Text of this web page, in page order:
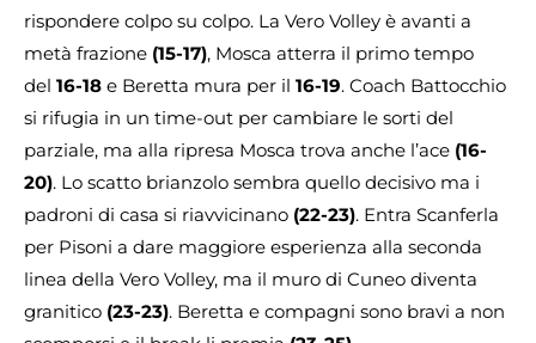
rispondere colpo su colpo. La Vero Volley è avanti a
metà frazione (15-17), Mosca atterra il primo tempo
del 16-18 e Beretta mura per il 16-19. Coach Battocchio
si rifugia in un time-out per cambiare le sorti del
parziale, ma alla ripresa Mosca trova anche l’ace (16-
20). Lo scatto brianzolo sembra quello decisivo ma i
padroni di casa si riavvicinano (22-23). Entra Scanferla
per Pisoni a dare maggiore esperienza alla seconda
linea della Vero Volley, ma il muro di Cuneo diventa
granitico (23-23). Beretta e compagni sono bravi a non